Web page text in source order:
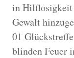
in Hilflosigkeit
Gewalt
01
blinden Feuer